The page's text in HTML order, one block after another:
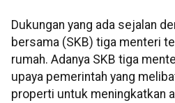
Dukungan yang ada sejalan
bersama (SKB) tiga menteri
rumah. Adanya SKB tiga
upaya pemerintah yang
properti untuk meningkatkan